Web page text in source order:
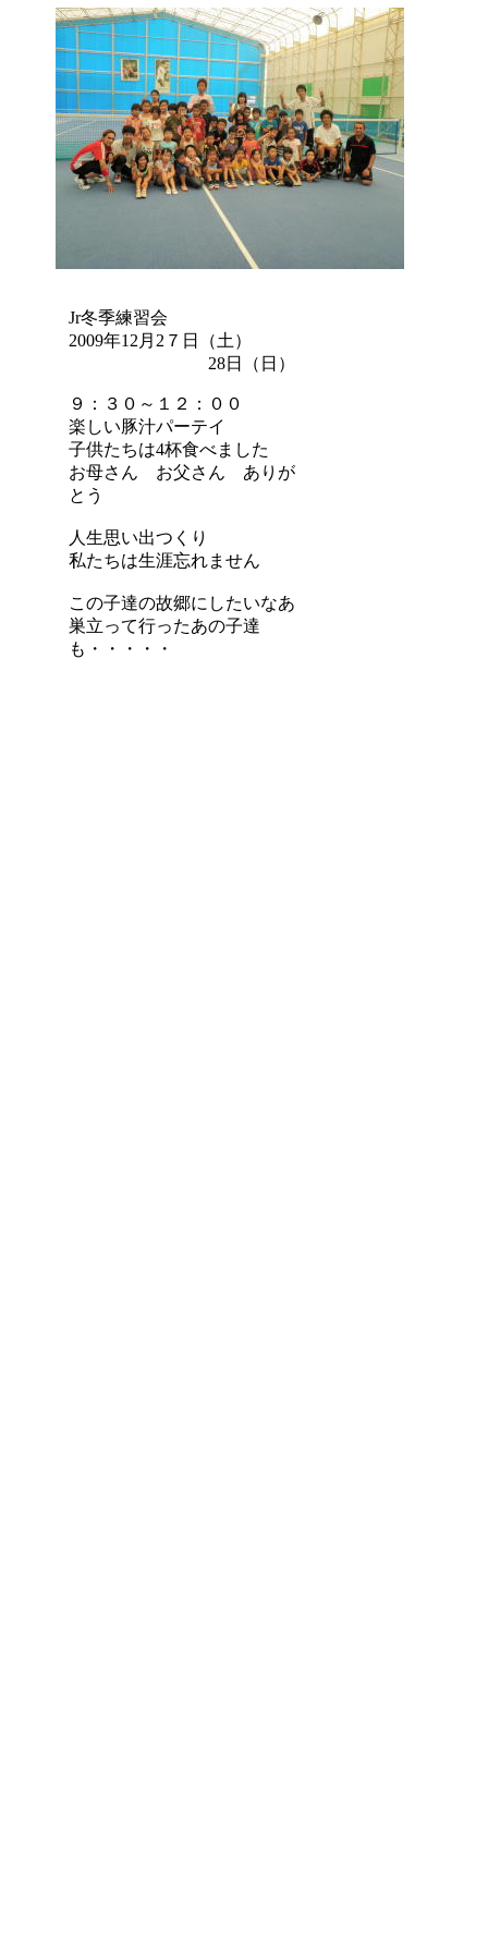
Jr冬季練習会
2009年12月2７日（土）
28日（日）
９：３０～１２：００
楽しい豚汁パーテイ
子供たちは4杯食べました
お母さん お父さん ありが
とう
人生思い出つくり
私たちは生涯忘れません
この子達の故郷にしたいなあ
巣立って行ったあの子達
も・・・・・